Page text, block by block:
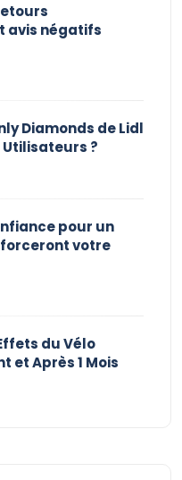
avis négatifs
Diamonds de Lidl
Utilisateurs ?
pour un
votre
du Vélo
et Après 1 Mois